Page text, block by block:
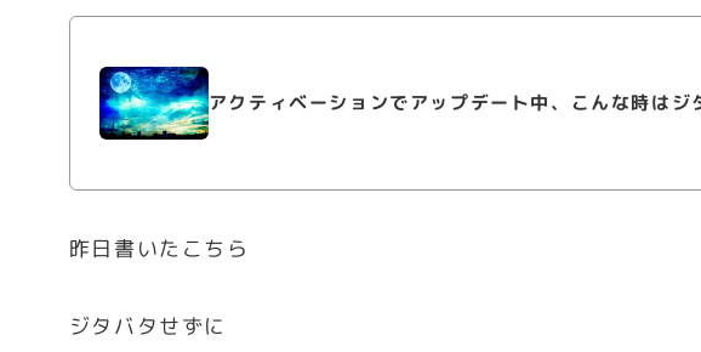
アクティベーションでアップデート中、こんな時はジ
昨日書いたこちら
ジタバタせずに